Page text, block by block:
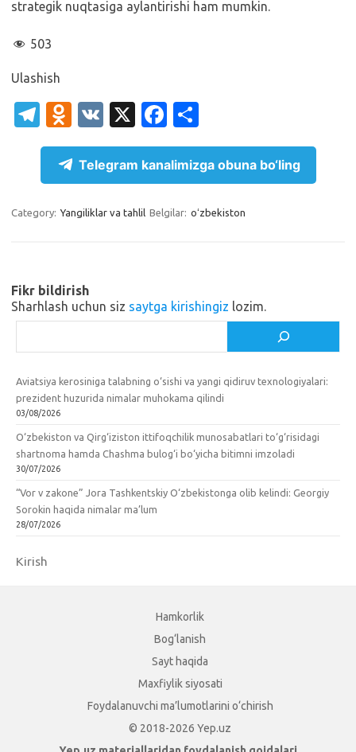
strategik nuqtasiga aylantirishi ham mumkin.
503
Ulashish
T
el
gr
a
O
d
n
o
kl
ik
i
V
K
X
Fa
c
e
b
o
h
ar
e
Telegram kanalimizga obuna bo‘ling
Category: Yangiliklar va tahlil Belgilar: oʻzbekiston
Fikr bildirish
Sharhlash uchun siz saytga kirishingiz lozim.
Aviatsiya kerosiniga talabning o‘sishi va yangi qidiruv texnologiyalari:
prezident huzurida nimalar muhokama qilindi
03/08/2026
O‘zbekiston va Qirg‘iziston ittifoqchilik munosabatlari to‘g‘risidagi
shartnoma hamda Chashma bulog‘i bo‘yicha bitimni imzoladi
30/07/2026
“Vor v zakone” Jora Tashkentskiy O‘zbekistonga olib kelindi: Georgiy
Sorokin haqida nimalar ma’lum
28/07/2026
Kirish
Hamkorlik
Bog‘lanish
Sayt haqida
Maxfiylik siyosati
Foydalanuvchi ma’lumotlarini o‘chirish
© 2018-2026 Yep.uz